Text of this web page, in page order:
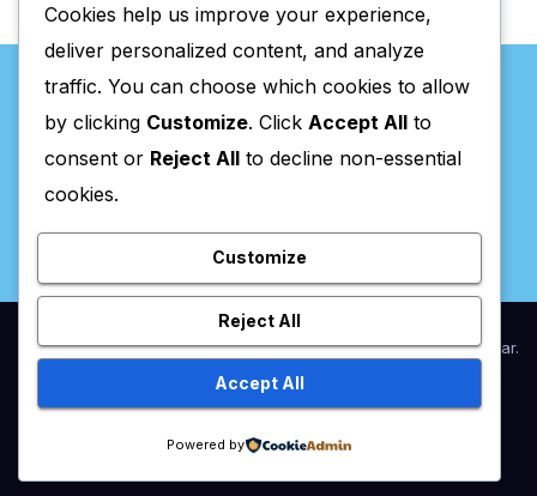
Valpaços Online
Proudly powered by WordPress|Theme:NewsupbyThemeansar.
HomeAnunciar / AssinaturasEstatuto EditorialFicha Técnica
Política de privacidadeUtilidades
Cookies help us improve your experience,
deliver personalized content, and analyze
traffic. You can choose which cookies to allow
by clicking Customize. Click Accept All to
consent or Reject All to decline non-essential
cookies.
Customize
Reject All
Accept All
Powered by